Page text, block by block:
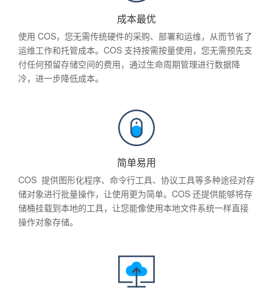
成本最优
使用 COS，您无需传统硬件的采购、部署和运维，从而节省了
运维工作和托管成本。COS 支持按需按量使用，您无需预先支
付任何预留存储空间的费用，通过生命周期管理进行数据降
冷，进一步降低成本。
简单易用
COS 提供图形化程序、命令行工具、协议工具等多种途径对存
储对象进行批量操作，让使用更为简单。COS 还提供能够将存
储桶挂载到本地的工具，让您能像使用本地文件系统一样直接
操作对象存储。